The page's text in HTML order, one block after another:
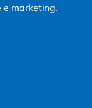
e marketing.